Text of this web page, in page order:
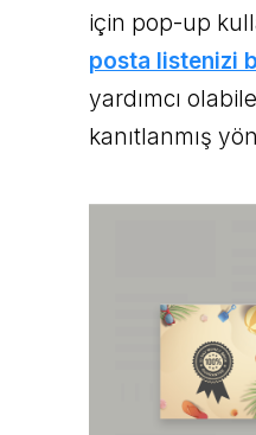
için pop-up
posta listenizi
yardımcı
kanıtlanmış